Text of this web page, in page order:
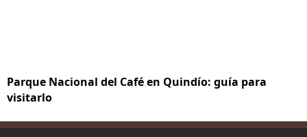
Parque Nacional del Café en Quindío: guía para
visitarlo